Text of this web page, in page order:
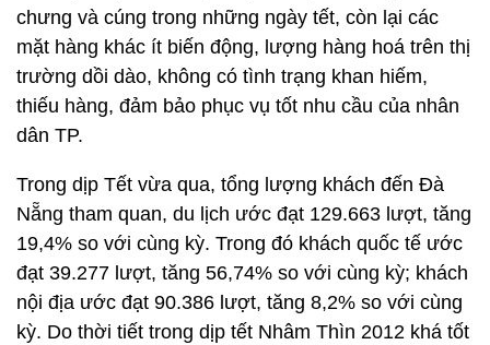
chưng và cúng trong những ngày tết, còn lại các
mặt hàng khác ít biến động, lượng hàng hoá trên thị
trường dồi dào, không có tình trạng khan hiếm,
thiếu hàng, đảm bảo phục vụ tốt nhu cầu của nhân
dân TP.
Trong dịp Tết vừa qua, tổng lượng khách đến Đà
Nẵng tham quan, du lịch ước đạt 129.663 lượt, tăng
19,4% so với cùng kỳ. Trong đó khách quốc tế ước
đạt 39.277 lượt, tăng 56,74% so với cùng kỳ; khách
nội địa ước đạt 90.386 lượt, tăng 8,2% so với cùng
kỳ. Do thời tiết trong dịp tết Nhâm Thìn 2012 khá tốt